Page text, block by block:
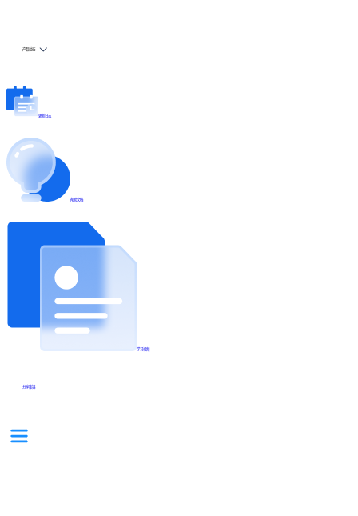
产品动态
更新日志
帮助文档
学习视频
分享集锦